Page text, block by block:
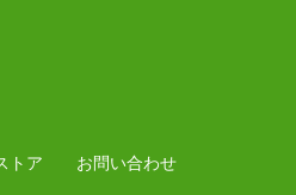
トア お問い合わせ